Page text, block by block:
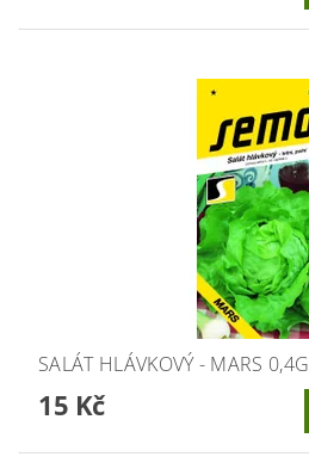
SALÁT HLÁVKOVÝ - MARS 0,4G
15 Kč